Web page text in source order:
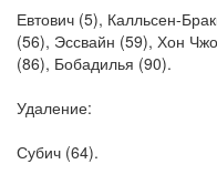
Евтович (5), Калльсен-
(56), Эссвайн (59), Хон
(86), Бобадилья (90).
Удаление:
Субич (64).